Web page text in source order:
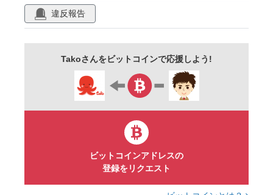
違反報告
Takoさんをビットコインで応援しよう!
ビットコインアドレスの
登録をリクエスト